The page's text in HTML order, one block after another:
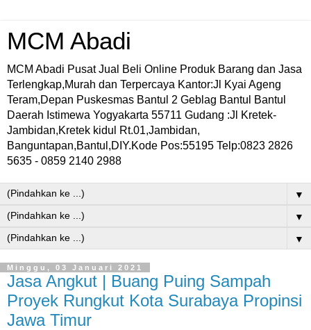
MCM Abadi
MCM Abadi Pusat Jual Beli Online Produk Barang dan Jasa
Terlengkap,Murah dan Terpercaya Kantor:Jl Kyai Ageng
Teram,Depan Puskesmas Bantul 2 Geblag Bantul Bantul
Daerah Istimewa Yogyakarta 55711 Gudang :Jl Kretek-
Jambidan,Kretek kidul Rt.01,Jambidan,
Banguntapan,Bantul,DIY.Kode Pos:55195 Telp:0823 2826
5635 - 0859 2140 2988
▼
▼
▼
Minggu, 03 Januari 2021
Jasa Angkut | Buang Puing Sampah
Proyek Rungkut Kota Surabaya Propinsi
Jawa Timur